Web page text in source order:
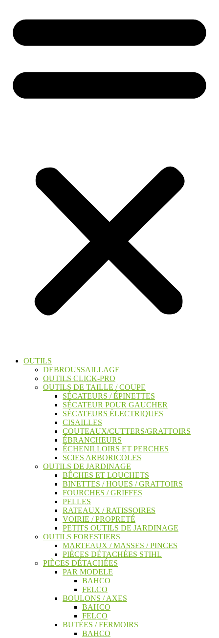
OUTILS
DEBROUSSAILLAGE
OUTILS CLICK-PRO
OUTILS DE TAILLE / COUPE
SÉCATEURS / ÉPINETTES
SÉCATEUR POUR GAUCHER
SÉCATEURS ÉLECTRIQUES
CISAILLES
COUTEAUX/CUTTERS/GRATTOIRS
ÉBRANCHEURS
ÉCHENILLOIRS ET PERCHES
SCIES ARBORICOLES
OUTILS DE JARDINAGE
BÊCHES ET LOUCHETS
BINETTES / HOUES / GRATTOIRS
FOURCHES / GRIFFES
PELLES
RATEAUX / RATISSOIRES
VOIRIE / PROPRETÉ
PETITS OUTILS DE JARDINAGE
OUTILS FORESTIERS
MARTEAUX / MASSES / PINCES
PIÈCES DÉTACHÉES STIHL
PIÈCES DÉTACHÉES
PAR MODELE
BAHCO
FELCO
BOULONS / AXES
BAHCO
FELCO
BUTÉES / FERMOIRS
BAHCO